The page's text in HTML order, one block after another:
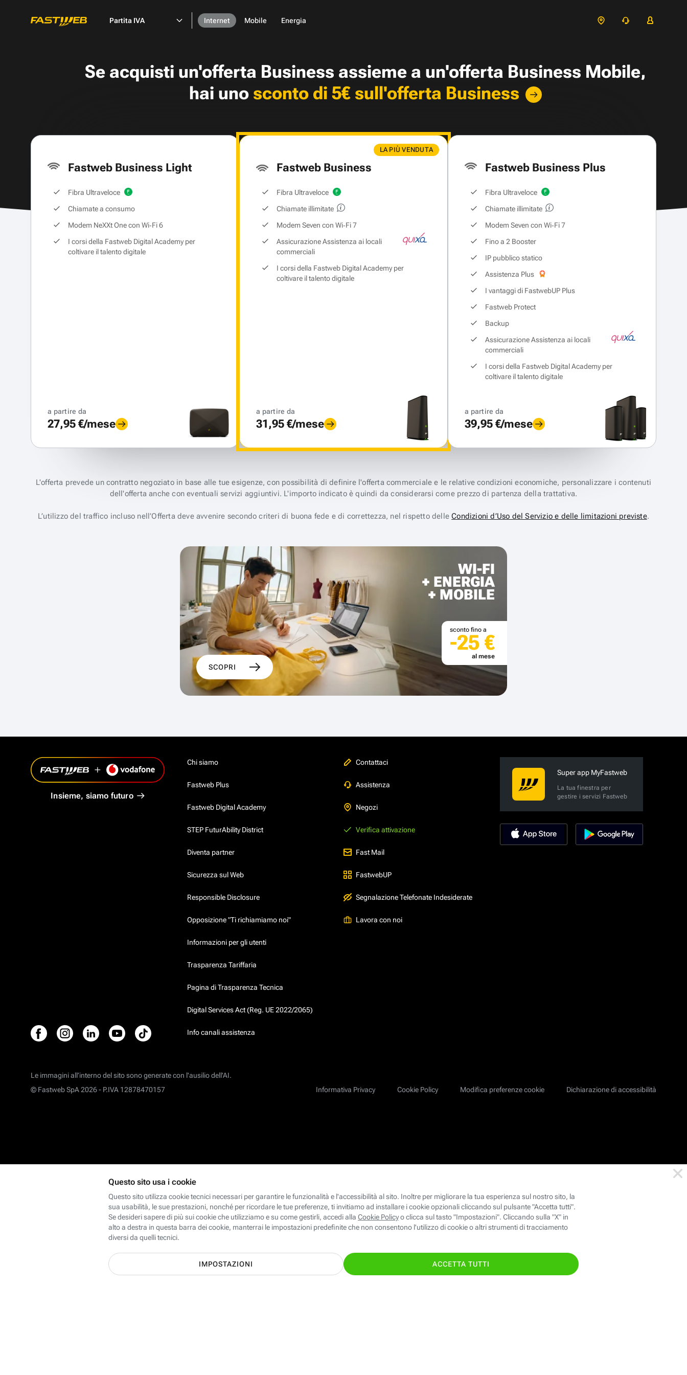
Partita IVA Internet Mobile Energia
Se acquisti un'offerta Business assieme a un'offerta Business Mobile,
hai uno sconto di 5€ sull'offerta Business
Fastweb Business Light
Fibra Ultraveloce
Chiamate a consumo
Modem NeXXt One con Wi‑Fi 6
I corsi della Fastweb Digital Academy per
coltivare il talento digitale
a partire da
27,95 €/mese
LA PIÙ VENDUTA
Fastweb Business
Fibra Ultraveloce
Chiamate illimitate
Modem Seven con Wi‑Fi 7
Assicurazione Assistenza ai locali
commerciali
I corsi della Fastweb Digital Academy per
coltivare il talento digitale
a partire da
31,95 €/mese
Fastweb Business Plus
Fibra Ultraveloce
Chiamate illimitate
Modem Seven con Wi‑Fi 7
Fino a 2 Booster
IP pubblico statico
Assistenza Plus
I vantaggi di FastwebUP Plus
Fastweb Protect
Backup
Assicurazione Assistenza ai locali
commerciali
I corsi della Fastweb Digital Academy per
coltivare il talento digitale
a partire da
39,95 €/mese
L'offerta prevede un contratto negoziato in base alle tue esigenze, con possibilità di definire l'offerta commerciale e le relative condizioni economiche, personalizzare i contenuti
dell'offerta anche con eventuali servizi aggiuntivi. L'importo indicato è quindi da considerarsi come prezzo di partenza della trattativa.
L’utilizzo del traffico incluso nell’Offerta deve avvenire secondo criteri di buona fede e di correttezza, nel rispetto delleCondizioni d’Uso del Servizio e delle limitazioni previste.
WI-FI
+ ENERGIA
+ MOBILE
SCOPRI
sconto fino a
-25 €
al mese
Scopri le offerte Internet, Mobile ed Energia giuste per te con il supporto
dei nostri esperti!
TI CHIAMIAMO GRATIS 146
Insieme, siamo futuro
Chi siamo
Fastweb Plus
Fastweb Digital Academy
STEP FuturAbility District
Diventa partner
Sicurezza sul Web
Responsible Disclosure
Opposizione "Ti richiamiamo noi"
Informazioni per gli utenti
Trasparenza Tariffaria
Pagina di Trasparenza Tecnica
Digital Services Act (Reg. UE 2022/2065)
Info canali assistenza
Contattaci
Assistenza
Negozi
Verifica attivazione
Fast Mail
FastwebUP
Segnalazione Telefonate Indesiderate
Lavora con noi
Super app MyFastweb
La tua finestra per
gestire i servizi Fastweb
Le immagini all’interno del sito sono generate con l'ausilio dell'AI.
Informativa Privacy
Cookie Policy Modifica preferenze cookie Dichiarazione di accessibilità
© Fastweb SpA 2026 - P.IVA 12878470157